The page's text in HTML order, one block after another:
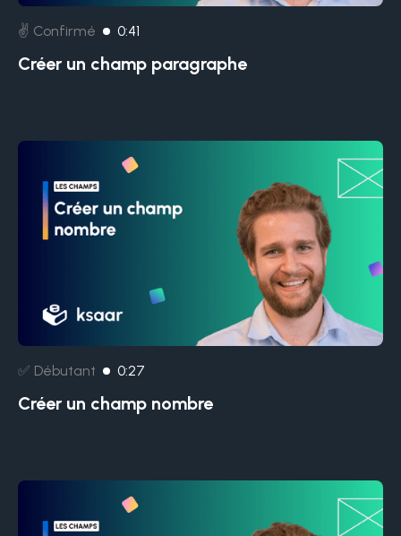
✌️ Confirmé 0:41
Créer un champ paragraphe
✅ Débutant 0:27
Créer un champ nombre